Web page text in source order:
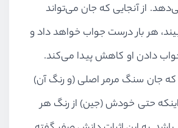
از آنجایی که جان می‌تواند
هر بار درست جواب خواهد داد و
دادن او کاهش پیدا می‌کند.
که جان سنگ مرمر اصلی (و رنگ آن)
اینکه حتی خودش (جین) از رنگ هر